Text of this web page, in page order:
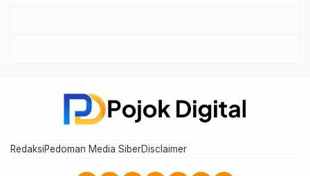
RedaksiPedoman Media SiberDisclaimer